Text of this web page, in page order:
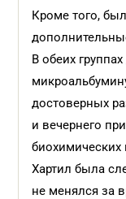
Кроме того,
В обеих
достоверных
и вечернего
биохимических
Хартил была
не менялся за